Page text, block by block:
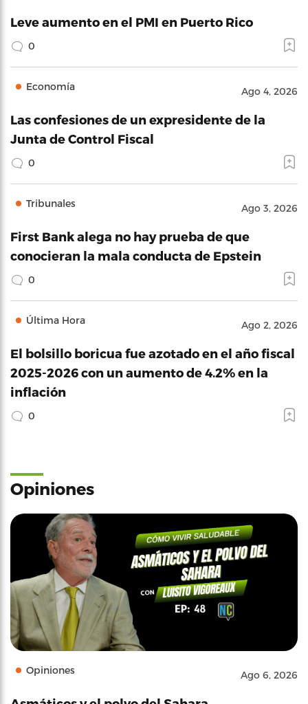
Leve aumento en el PMI en Puerto Rico
0
Economía Ago 4, 2026
Las confesiones de un expresidente de la
Junta de Control Fiscal
0
Tribunales Ago 3, 2026
First Bank alega no hay prueba de que
conocieran la mala conducta de Epstein
0
Última Hora Ago 2, 2026
El bolsillo boricua fue azotado en el año fiscal
2025-2026 con un aumento de 4.2% en la
inflación
0
Opiniones
Opiniones Ago 6, 2026